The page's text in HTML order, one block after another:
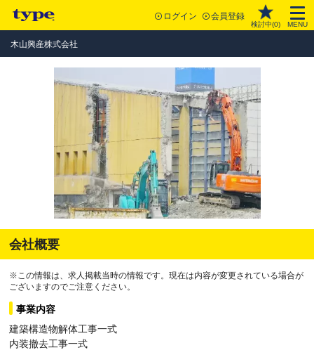
ログイン 会員登録
検討中(0) MENU
木山興産株式会社
会社概要
※この情報は、求人掲載当時の情報です。現在は内容が変更されている場合が
ございますのでご注意ください。
事業内容
建築構造物解体工事一式
内装撤去工事一式